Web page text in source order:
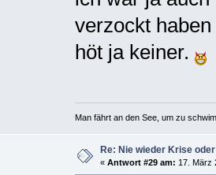
verzockt
höt ja keiner.
Man fährt an den See, um zu
Re: Nie wieder Krise
« Antwort #29 am: 17. März